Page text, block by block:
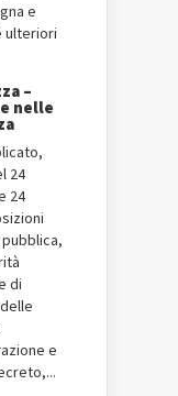
e
ulteriori
–
nelle
24
24
di
e